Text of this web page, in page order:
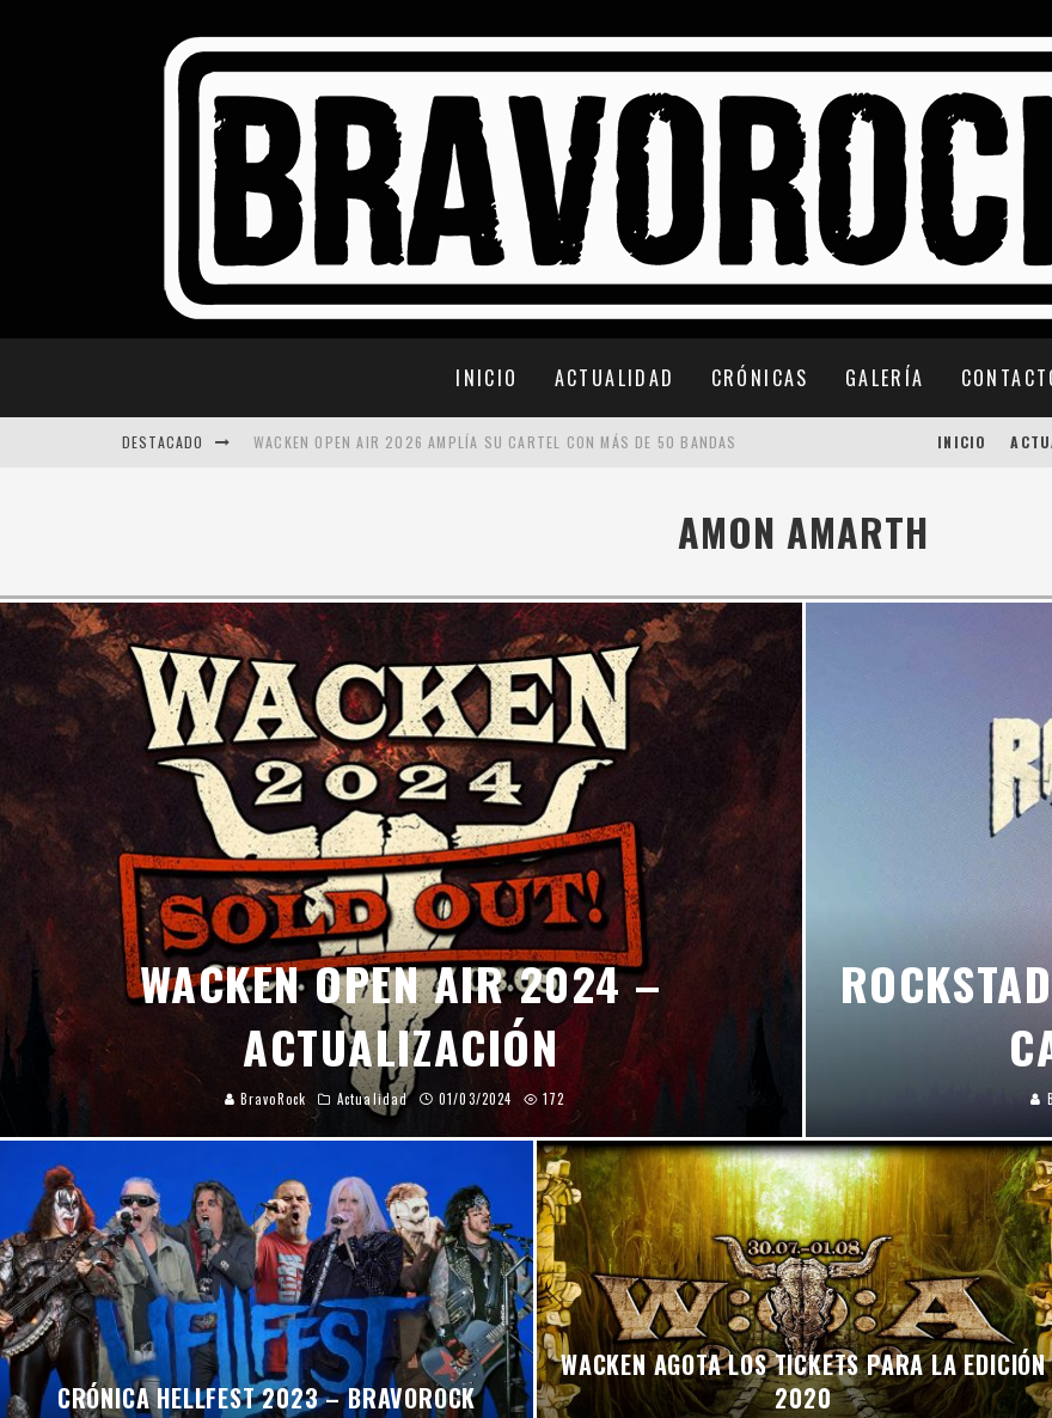
INICIO ACTUALIDAD CRÓNICAS GALERÍA
DESTACADO WACKEN OPEN AIR 2026 AMPLÍA SU CARTEL CON MÁS DE 50 BANDAS
WHOREMAGEDDON: EL HEAVY METAL MALLORQUÍN REGRESA CON “UP THE WHORES!”
OBSCENE EXTREME 2026: CARTEL COMPLETO PARA LA CITA MÁS SALVAJE DEL METAL EXTREMO
HELLFEST 2026 ANUNCIA SU CARTEL DEFINITIVO
RUSH RESUCITA EN 2026: NUEVA GIRA Y NUEVA BATERISTA PARA HONRAR A NEIL PEART
TIM RIPPER OWENS DESATA LA TORMENTA HEAVY METALERA EN PALMA
ENTREVISTA EXCLUSIVA – TIM RIPPER OWENS: “MI VOZ ESTÁ EN MEJOR ESTADO QUE NUNCA”
WACKEN OPEN AIR 2026 APUESTA POR MEJORAS HISTÓRICAS EN SU 35º ANIVERSARIO
INICIO
AMON AMARTH
WACKEN OPEN AIR 2024 –
ACTUALIZACIÓN
BravoRock Actualidad 01/03/2024 172
CRÓNICA HELLFEST 2023 – BRAVOROCK
WACKEN AGOTA LOS TICKETS PARA LA EDICIÓN
2020